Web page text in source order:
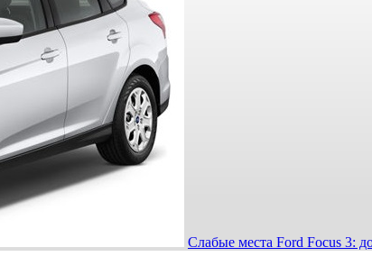
Слабые места Ford Focus 3: